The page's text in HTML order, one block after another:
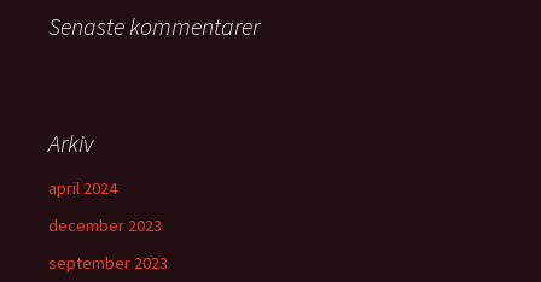
Senaste kommentarer
Arkiv
april 2024
december 2023
september 2023